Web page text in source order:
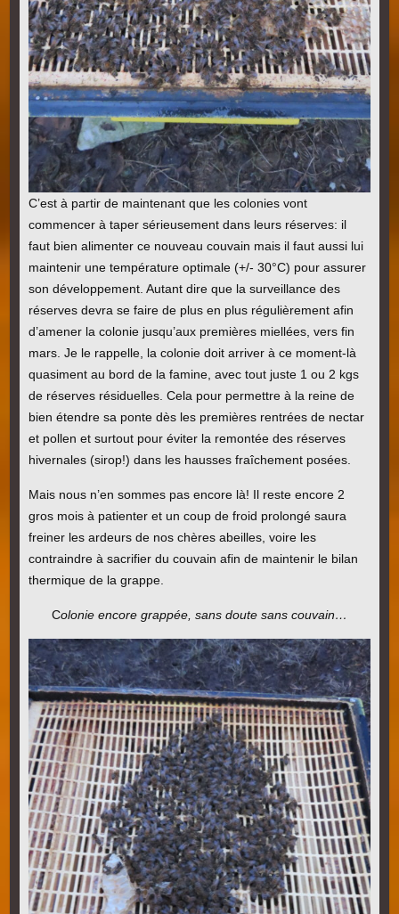
C’est à partir de maintenant que les colonies vont
commencer à taper sérieusement dans leurs réserves: il
faut bien alimenter ce nouveau couvain mais il faut aussi lui
maintenir une température optimale (+/- 30°C) pour assurer
son développement. Autant dire que la surveillance des
réserves devra se faire de plus en plus régulièrement afin
d’amener la colonie jusqu’aux premières miellées, vers fin
mars. Je le rappelle, la colonie doit arriver à ce moment-là
quasiment au bord de la famine, avec tout juste 1 ou 2 kgs
de réserves résiduelles. Cela pour permettre à la reine de
bien étendre sa ponte dès les premières rentrées de nectar
et pollen et surtout pour éviter la remontée des réserves
hivernales (sirop!) dans les hausses fraîchement posées.
Mais nous n’en sommes pas encore là! Il reste encore 2
gros mois à patienter et un coup de froid prolongé saura
freiner les ardeurs de nos chères abeilles, voire les
contraindre à sacrifier du couvain afin de maintenir le bilan
thermique de la grappe.
Colonie encore grappée, sans doute sans couvain…